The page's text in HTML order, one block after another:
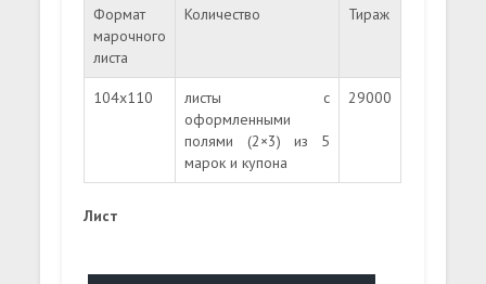
Формат
марочного
листа
Количество Тираж
104х110
листы с
оформленными
полями (2×3) из 5
марок и купона
29000
Лист